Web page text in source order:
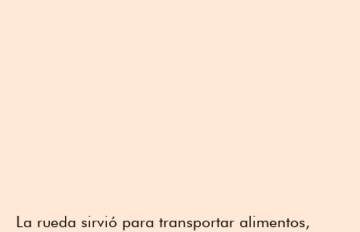
La rueda sirvió para transportar alimentos,